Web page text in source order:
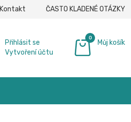
Kontakt ČASTO KLADENÉ OTÁZKY
Přihlásit se
Vytvoření účtu
0
Můj košík